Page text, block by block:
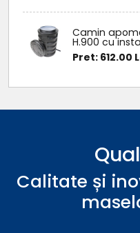
Camin
H.900 cu
Pret: 612.00
Calitate și